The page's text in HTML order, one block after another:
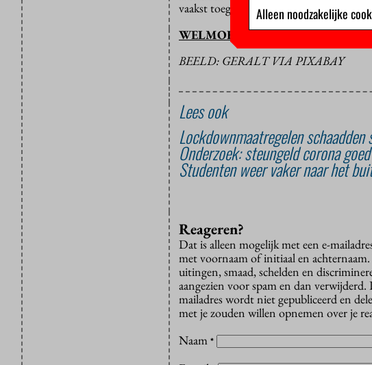
vaakst toegepast en wanneer werkt die
WELMOED VISSER
BEELD: GERALT VIA PIXABAY
Lees ook
Lockdownmaatregelen
Onderzoek: steungeld corona
Studenten weer vaker naar het
Reageren?
Dat is alleen mogelijk met een e-
met voornaam of initiaal en
uitingen, smaad, schelden en
aangezien voor spam en dan verwijderd.
mailadres wordt niet gepubliceerd en
met je zouden willen opnemen over je
Naam *
Alleen noodzakelijke